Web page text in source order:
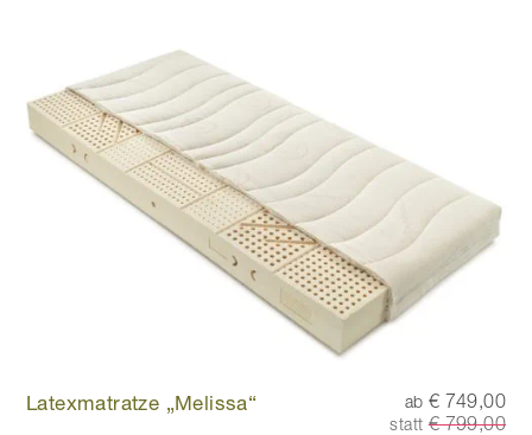
Latexmatratze „Melissa“ ab € 749,00
statt€ 799,00